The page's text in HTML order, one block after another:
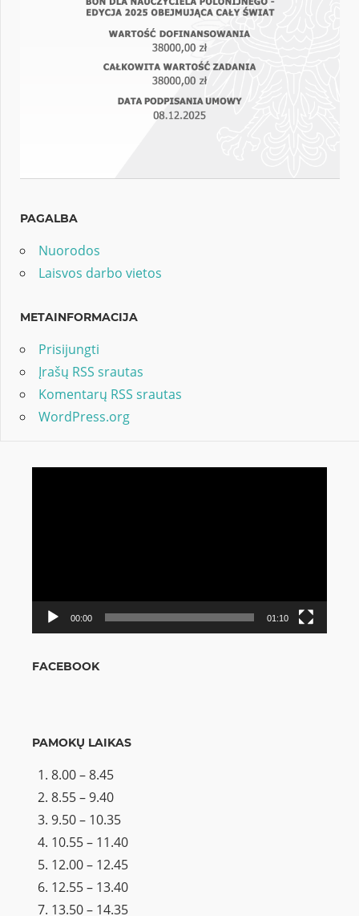
PAGALBA
Nuorodos
Laisvos darbo vietos
METAINFORMACIJA
Prisijungti
Įrašų RSS srautas
Komentarų RSS srautas
WordPress.org
00:00 01:10
FACEBOOK
PAMOKŲ LAIKAS
8.00 – 8.45
8.55 – 9.40
9.50 – 10.35
10.55 – 11.40
12.00 – 12.45
12.55 – 13.40
13.50 – 14.35